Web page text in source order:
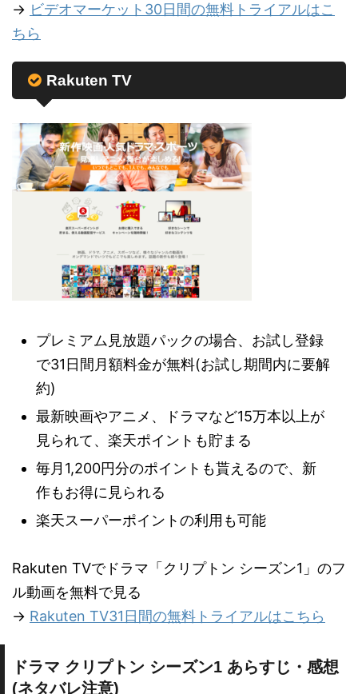
→ ビデオマーケット30日間の無料トライアルはこ
ちら
Rakuten TV
プレミアム見放題パックの場合、お試し登録
で31日間月額料金が無料(お試し期間内に要解
約)
最新映画やアニメ、ドラマなど15万本以上が
見られて、楽天ポイントも貯まる
毎月1,200円分のポイントも貰えるので、新
作もお得に見られる
楽天スーパーポイントの利用も可能
Rakuten TVでドラマ「クリプトン シーズン1」のフ
ル動画を無料で見る
→ Rakuten TV31日間の無料トライアルはこちら
ドラマ クリプトン シーズン1 あらすじ・感想
(ネタバレ注意)